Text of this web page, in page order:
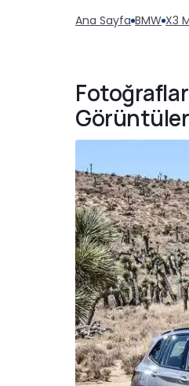
Ana Sayfa BMW X3
Fotoğraflar